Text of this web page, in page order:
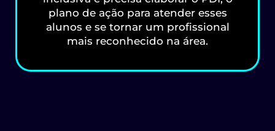
plano de ação para atender esses
alunos e se tornar um profissional
mais reconhecido na área.